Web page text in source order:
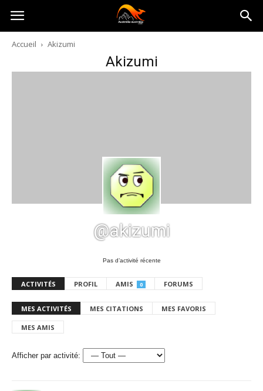
Australia-
australie.com
Accueil Akizumi
Akizumi
@akizumi
Pas d’activité récente
ACTIVITÉS PROFIL AMIS 0 FORUMS
MES ACTIVITÉS MES CITATIONS MES FAVORIS
MES AMIS
Afficher par activité: